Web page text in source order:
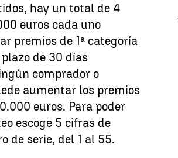
hay un total de 4
euros cada uno
premios de 1ª categoría
de 30 días
comprador o
aumentar los premios
euros. Para poder
escoge 5 cifras de
de serie, del 1 al 55.